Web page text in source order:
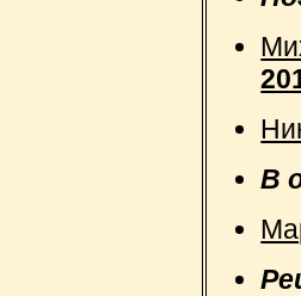
В